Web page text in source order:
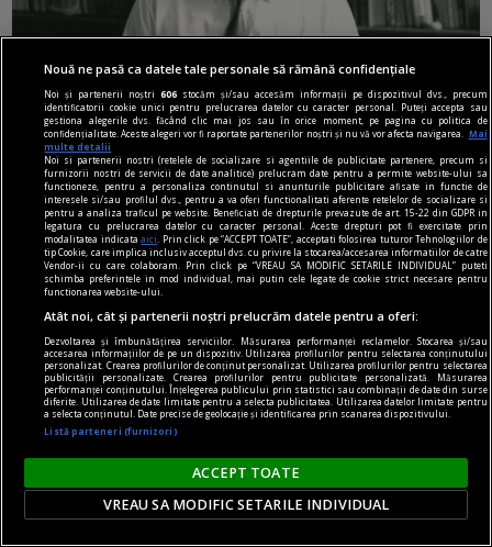
centenar - eugen barbu
„Biografia detestabilă” și „opera admirabilă”
Groapa, cîteva nuvele din Oaie și ai săi ori Prînzul
de duminică, parabolele decadente Princepele și
Săptămîna nebunilor sînt titluri de neocolit.
Nouă ne pasă ca datele tale personale să rămână confidențiale
Noi și partenerii noștri606 stocăm și/sau accesăm informații pe dispozitivul dvs., precum
identificatorii cookie unici pentru prelucrarea datelor cu caracter personal. Puteți accepta sau
gestiona alegerile dvs. făcând clic mai jos sau în orice moment, pe pagina cu politica de
confidențialitate. Aceste alegeri vor fi raportate partenerilor noștri și nu vă vor afecta navigarea.
Mai
multe detalii
Noi si partenerii nostri (retelele de socializare si agentiile de publicitate partenere, precum si
furnizorii nostri de servicii de date analitice) prelucram date pentru a permite website-ului sa
functioneze, pentru a personaliza continutul si anunturile publicitare afisate in functie de
interesele si/sau profilul dvs., pentru a va oferi functionalitati aferente retelelor de socializare si
pentru a analiza traficul pe website. Beneficiati de drepturile prevazute de art. 15-22 din GDPR in
legatura cu prelucrarea datelor cu caracter personal. Aceste drepturi pot fi exercitate prin
modalitatea indicataaici
. Prin click pe “ACCEPT TOATE”, acceptati folosirea tuturor Tehnologiilor de
tip Cookie, care implica inclusiv acceptul dvs. cu privire la stocarea/accesarea informatiilor de catre
Vendor-ii cu care colaboram. Prin click pe “VREAU SA MODIFIC SETARILE INDIVIDUAL” puteti
schimba preferintele in mod individual, mai putin cele legate de cookie strict necesare pentru
functionarea website-ului.
Atât noi, cât și partenerii noștri prelucrăm datele pentru a oferi:
Dezvoltarea și îmbunătățirea serviciilor. Măsurarea performanței reclamelor. Stocarea și/sau
accesarea informațiilor de pe un dispozitiv. Utilizarea profilurilor pentru selectarea conținutului
personalizat. Crearea profilurilor de conținut personalizat. Utilizarea profilurilor pentru selectarea
publicității personalizate. Crearea profilurilor pentru publicitate personalizată. Măsurarea
performanței conținutului. Înțelegerea publicului prin statistici sau combinații de date din surse
diferite. Utilizarea de date limitate pentru a selecta publicitatea. Utilizarea datelor limitate pentru
a selecta conținutul. Date precise de geolocație și identificarea prin scanarea dispozitivului.
Listă parteneri (furnizori)
ACCEPT TOATE
VREAU SA MODIFIC SETARILE INDIVIDUAL